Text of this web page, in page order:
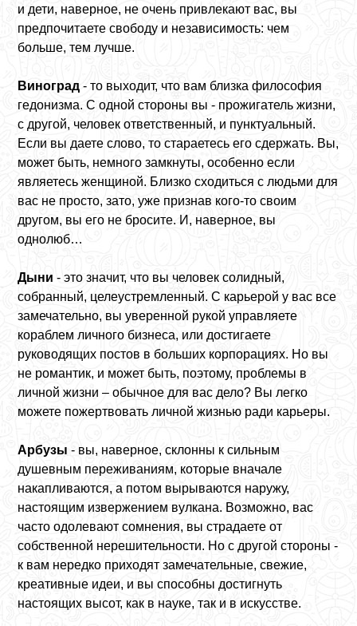
и дети, наверное, не очень привлекают вас, вы
предпочитаете свободу и независимость: чем
больше, тем лучше.
Виноград - то выходит, что вам близка философия
гедонизма. С одной стороны вы - прожигатель жизни,
с другой, человек ответственный, и пунктуальный.
Если вы даете слово, то стараетесь его сдержать. Вы,
может быть, немного замкнуты, особенно если
являетесь женщиной. Близко сходиться с людьми для
вас не просто, зато, уже признав кого-то своим
другом, вы его не бросите. И, наверное, вы
однолюб…
Дыни - это значит, что вы человек солидный,
собранный, целеустремленный. С карьерой у вас все
замечательно, вы уверенной рукой управляете
кораблем личного бизнеса, или достигаете
руководящих постов в больших корпорациях. Но вы
не романтик, и может быть, поэтому, проблемы в
личной жизни – обычное для вас дело? Вы легко
можете пожертвовать личной жизнью ради карьеры.
Арбузы - вы, наверное, склонны к сильным
душевным переживаниям, которые вначале
накапливаются, а потом вырываются наружу,
настоящим извержением вулкана. Возможно, вас
часто одолевают сомнения, вы страдаете от
собственной нерешительности. Но с другой стороны -
к вам нередко приходят замечательные, свежие,
креативные идеи, и вы способны достигнуть
настоящих высот, как в науке, так и в искусстве.